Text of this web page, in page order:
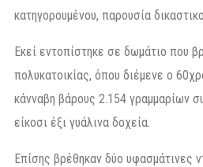
κατηγορουμένου, παρουσία
Εκεί εντοπίστηκε σε δωμάτιο που
πολυκατοικίας, όπου διέμενε ο
κάνναβη βάρους 2.154 γραμμαρίων
είκοσι έξι γυάλινα δοχεία.
Επίσης βρέθηκαν δύο υφασμάτινες